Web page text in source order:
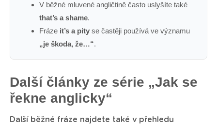
V běžné mluvené angličtině často uslyšíte také
that’s a shame.
Fráze it’s a pity se častěji používá ve významu
„je škoda, že…“.
Další články ze série „Jak se
řekne anglicky“
Další běžné fráze najdete také v přehledu